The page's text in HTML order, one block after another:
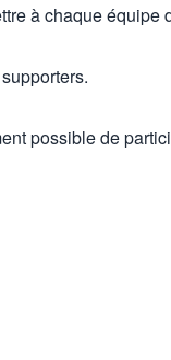
à chaque
possible de